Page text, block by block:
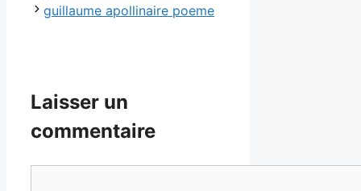
guillaume apollinaire poeme
Laisser un
commentaire